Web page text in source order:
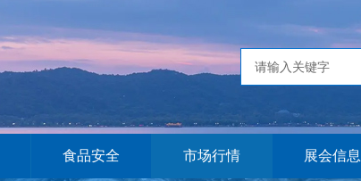
食品安全 市场行情 展会信息